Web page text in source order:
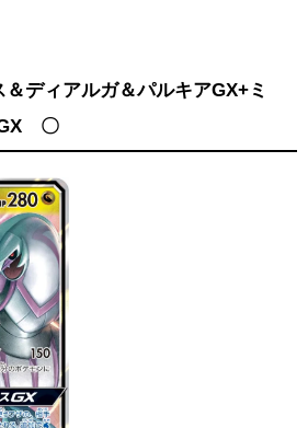
ディアルガ＆パルキアGX+ミ
GX 〇